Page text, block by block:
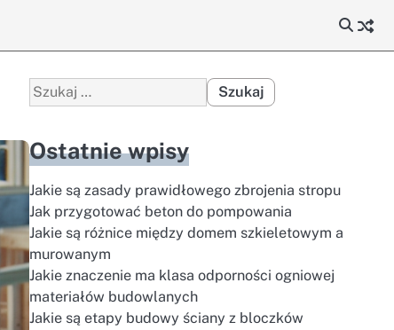
Szukaj:
Ostatnie wpisy
Jakie są zasady prawidłowego zbrojenia stropu
Jak przygotować beton do pompowania
Jakie są różnice między domem szkieletowym a
murowanym
Jakie znaczenie ma klasa odporności ogniowej
materiałów budowlanych
Jakie są etapy budowy ściany z bloczków